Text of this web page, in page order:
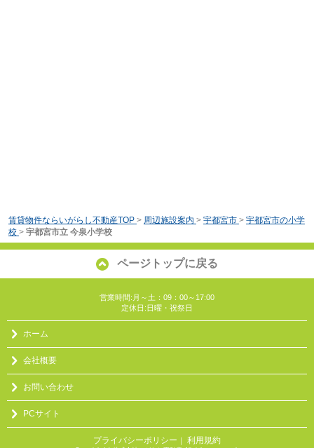
賃貸物件ならいがらし不動産TOP > 周辺施設案内 > 宇都宮市 > 宇都宮市の小学
校 > 宇都宮市立 今泉小学校
ページトップに戻る
営業時間:月～土：09：00～17:00
定休日:日曜・祝祭日
ホーム
会社概要
お問い合わせ
PCサイト
プライバシーポリシー ｜ 利用規約